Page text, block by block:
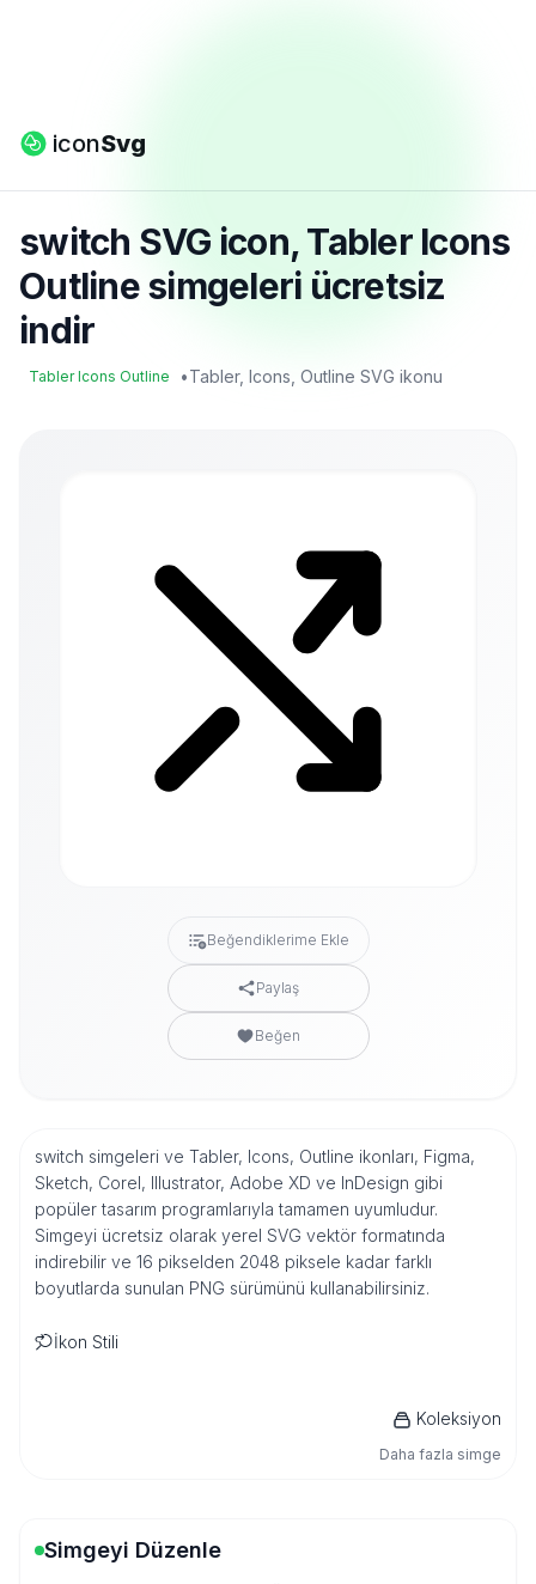
iconSvg
switch SVG icon, Tabler Icons
Outline simgeleri ücretsiz
indir
Tabler Icons Outline •Tabler, Icons, Outline SVG ikonu
Beğendiklerime Ekle
Paylaş
Beğen
switch simgeleri ve Tabler, Icons, Outline ikonları, Figma,
Sketch, Corel, Illustrator, Adobe XD ve InDesign gibi
popüler tasarım programlarıyla tamamen uyumludur.
Simgeyi ücretsiz olarak yerel SVG vektör formatında
indirebilir ve 16 pikselden 2048 piksele kadar farklı
boyutlarda sunulan PNG sürümünü kullanabilirsiniz.
İkon Stili
Koleksiyon
Daha fazla simge
Simgeyi Düzenle